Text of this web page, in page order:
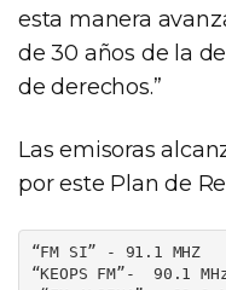
esta manera
de 30 años de la
de derechos.”
Las emisoras
por este Plan de
“FM SI” - 91.1 MHZ
“KEOPS FM”-  90.1